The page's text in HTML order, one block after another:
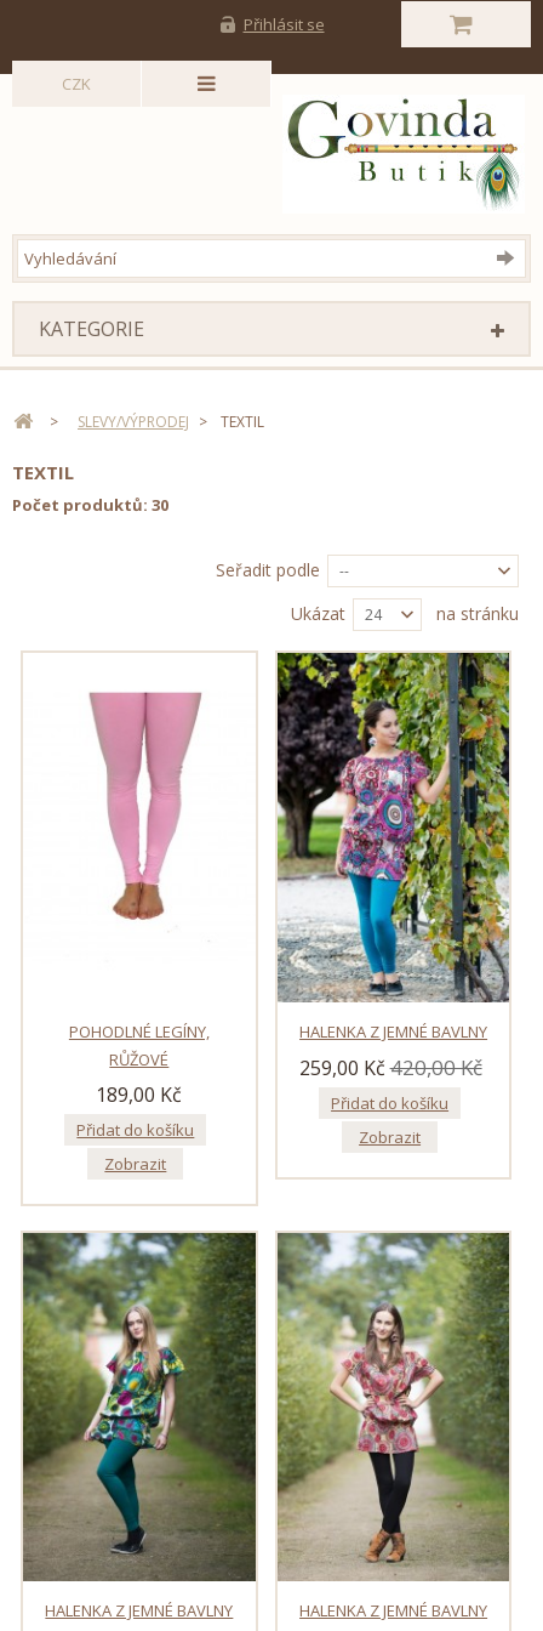
Přihlásit se
CZK
KATEGORIE
> SLEVY/VÝPRODEJ > TEXTIL
TEXTIL
Počet produktů: 30
Seřadit podle --
Ukázat 24 na stránku
POHODLNÉ LEGÍNY,
RŮŽOVÉ
189,00 Kč
Přidat do košíku
Zobrazit
HALENKA Z JEMNÉ BAVLNY
259,00 Kč 420,00 Kč
Přidat do košíku
Zobrazit
HALENKA Z JEMNÉ BAVLNY HALENKA Z JEMNÉ BAVLNY